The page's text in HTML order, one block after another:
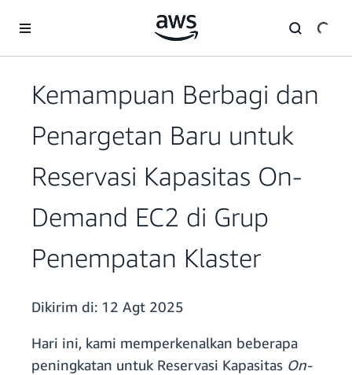
Kemampuan Berbagi dan
Penargetan Baru untuk
Reservasi Kapasitas On-
Demand EC2 di Grup
Penempatan Klaster
Dikirim di: 12 Agt 2025
Hari ini, kami memperkenalkan beberapa
peningkatan untuk Reservasi Kapasitas On-